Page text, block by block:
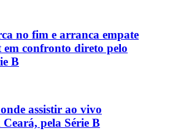
no fim e arranca empate
em confronto direto pelo
B
assistir ao vivo
pela Série B